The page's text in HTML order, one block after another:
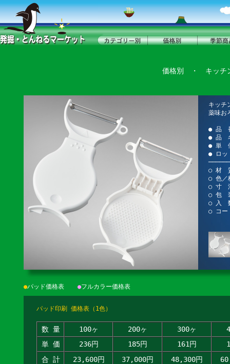
価格別 ・ キッチ
キッチ
薬味お
● 品
● 品
● 単
● ロッ
○ 材
○ 色／
○ 寸
○ 包
○ 入
○ コー
●パッド価格表 ●フルカラー価格表
パッド印刷 価格表（1色）
数 量 100ヶ 200ヶ 300ヶ
単 価
236円 185円 161円
合 計
23,600円 37,000円 48,300円